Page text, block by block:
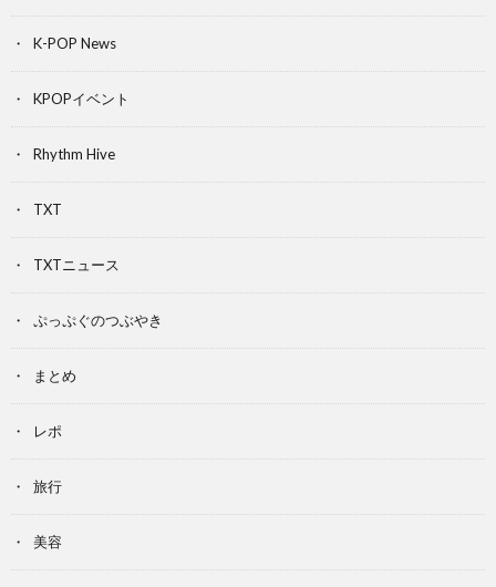
K-POP News
KPOPイベント
Rhythm Hive
TXT
TXTニュース
ぷっぷぐのつぶやき
まとめ
レポ
旅行
美容